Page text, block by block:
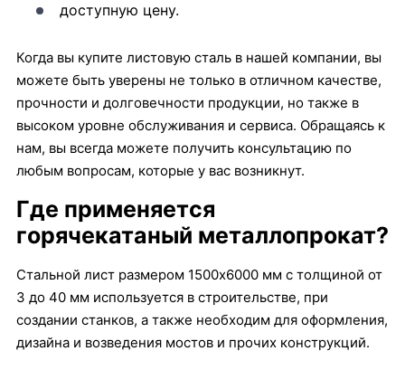
доступную цену.
Когда вы купите листовую сталь в нашей компании, вы
можете быть уверены не только в отличном качестве,
прочности и долговечности продукции, но также в
высоком уровне обслуживания и сервиса. Обращаясь к
нам, вы всегда можете получить консультацию по
любым вопросам, которые у вас возникнут.
Где применяется
горячекатаный металлопрокат?
Стальной лист размером 1500х6000 мм с толщиной от
3 до 40 мм используется в строительстве, при
создании станков, а также необходим для оформления,
дизайна и возведения мостов и прочих конструкций.